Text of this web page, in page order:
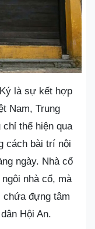
là sự kết hợp
Nam, Trung
thể hiện qua
cách bài trí nội
ngày. Nhà cổ
nhà cổ, mà
chứa đựng tâm
Hội An.